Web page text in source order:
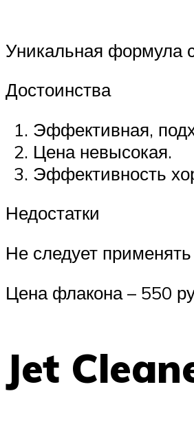
Уникальная формула
Достоинства
Эффективная,
Цена невысокая.
Эффективность
Недостатки
Не следует
Цена флакона – 550
Jet